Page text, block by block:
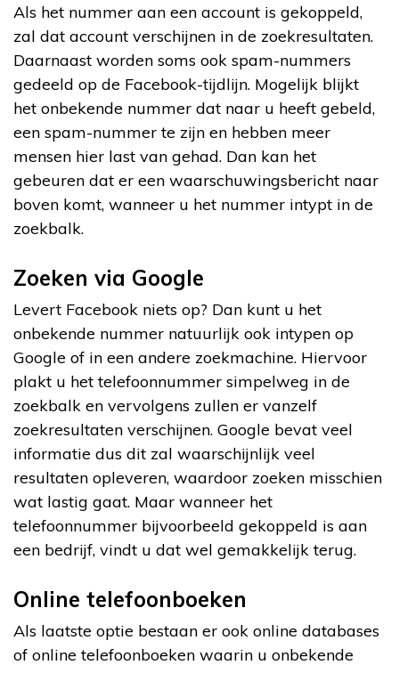
Als het nummer aan een account is gekoppeld,
zal dat account verschijnen in de zoekresultaten.
Daarnaast worden soms ook spam-nummers
gedeeld op de Facebook-tijdlijn. Mogelijk blijkt
het onbekende nummer dat naar u heeft gebeld,
een spam-nummer te zijn en hebben meer
mensen hier last van gehad. Dan kan het
gebeuren dat er een waarschuwingsbericht naar
boven komt, wanneer u het nummer intypt in de
zoekbalk.
Zoeken via Google
Levert Facebook niets op? Dan kunt u het
onbekende nummer natuurlijk ook intypen op
Google of in een andere zoekmachine. Hiervoor
plakt u het telefoonnummer simpelweg in de
zoekbalk en vervolgens zullen er vanzelf
zoekresultaten verschijnen. Google bevat veel
informatie dus dit zal waarschijnlijk veel
resultaten opleveren, waardoor zoeken misschien
wat lastig gaat. Maar wanneer het
telefoonnummer bijvoorbeeld gekoppeld is aan
een bedrijf, vindt u dat wel gemakkelijk terug.
Online telefoonboeken
Als laatste optie bestaan er ook online databases
of online telefoonboeken waarin u onbekende